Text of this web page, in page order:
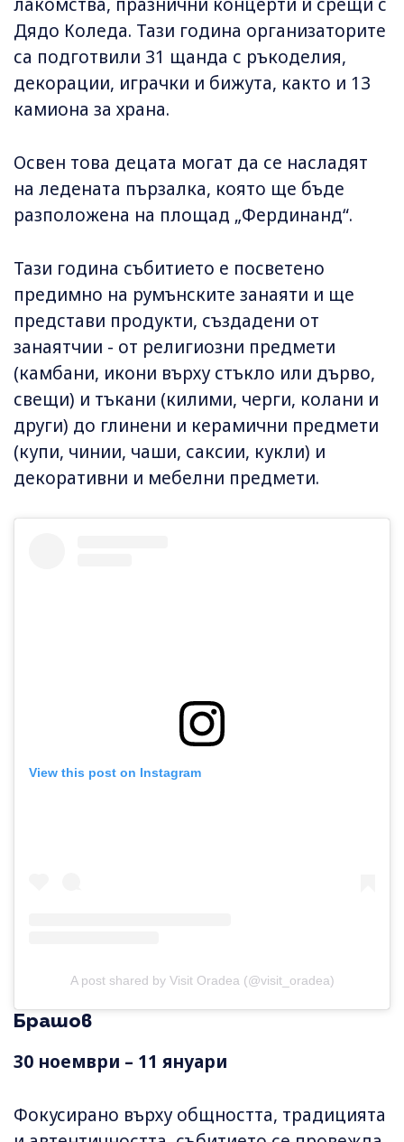
Дядо Коледа. Тази година организаторите
са подготвили 31 щанда с ръкоделия,
декорации, играчки и бижута, както и 13
камиона за храна.
Освен това децата могат да се насладят
на ледената пързалка, която ще бъде
разположена на площад „Фердинанд“.
Тази година събитието е посветено
предимно на румънските занаяти и ще
представи продукти, създадени от
занаятчии - от религиозни предмети
(камбани, икони върху стъкло или дърво,
свещи) и тъкани (килими, черги, колани и
други) до глинени и керамични предмети
(купи, чинии, чаши, саксии, кукли) и
декоративни и мебелни предмети.
View this post on Instagram
A post shared by Visit Oradea (@visit_oradea)
Брашов
30 ноември – 11 януари
Фокусирано върху общността, традицията